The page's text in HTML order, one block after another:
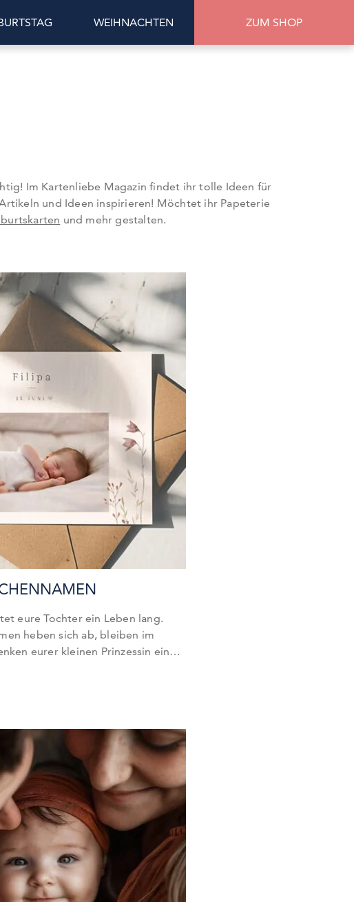
WEIHNACHTEN ZUM SHOP
Im Kartenliebe Magazin findet ihr tolle Ideen für
und Ideen inspirieren! Möchtet ihr Papeterie
und mehr gestalten.
eure Tochter ein Leben lang.
heben sich ab, bleiben im
eurer kleinen Prinzessin eine
Sammlung und findet den
zu merken sind…